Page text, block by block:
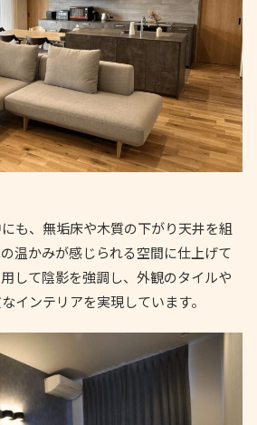
も、無垢床や木質の下がり天井を組
温かみが感じられる空間に仕上げて
して陰影を強調し、外観のタイルや
インテリアを実現しています。